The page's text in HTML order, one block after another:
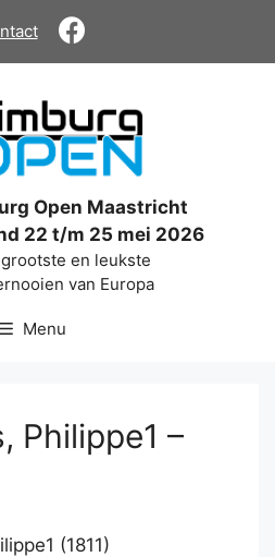
Open Maastricht
22 t/m 25 mei 2026
en leukste
van Europa
Menu
Philippe1 –
(1811)